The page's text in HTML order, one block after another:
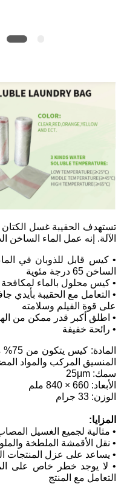
تستهدف الحقيبة غسل
الآلة. إنه عمل الماء الساخن
• كيس قابل للذوبان في
الساخن 65 درجة مئوية
• كيس محلول بالماء لمكافحة
• التعامل مع الحقيبة بأيدي
على قوة الفيلم وسلامته
• اطلق أكبر قدر ممكن من
• رائحة خفيفة
المنسيق المركب والمواد
سمك: 25μm
الأبعاد: 660 × 840 ملم
الوزن: 33 جرام
المزايا:
• مثالية لجميع الغسيل
• نقل الأقمشة الملطخة
• يساعد على عزل المنتجات
• لا يوجد خطر خاص على
التعامل مع المنتج